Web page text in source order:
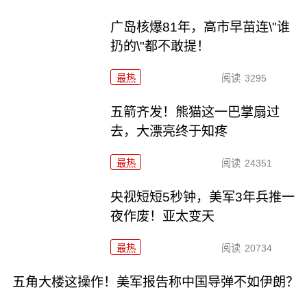
广岛核爆81年，高市早苗连\"谁
扔的\"都不敢提！
最热 阅读 3295
五箭齐发！熊猫这一巴掌扇过
去，大漂亮终于知疼
最热 阅读 24351
央视短短5秒钟，美军3年兵推一
夜作废！亚太变天
最热 阅读 20734
五角大楼这操作！美军报告称中国导弹不如伊朗？